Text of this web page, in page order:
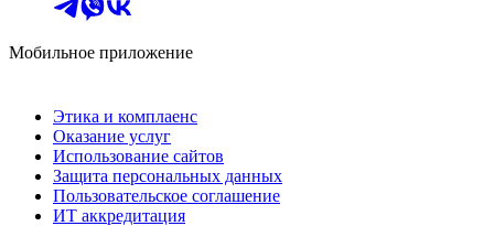
Мобильное приложение
Этика и комплаенс
Оказание услуг
Использование сайтов
Защита персональных данных
Пользовательское соглашение
ИТ аккредитация